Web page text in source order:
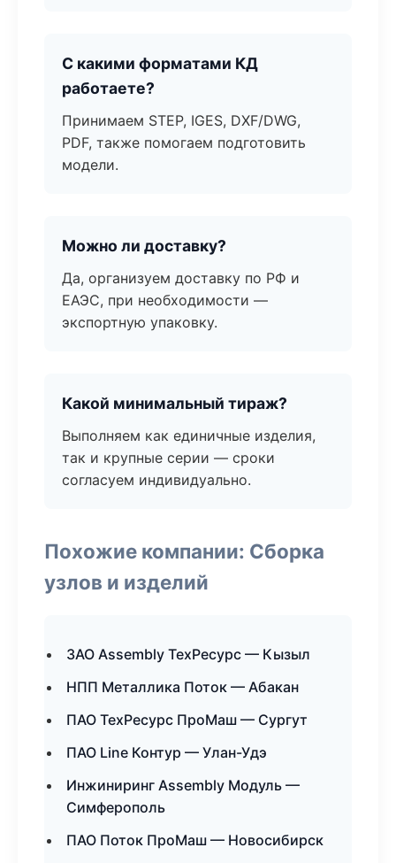
С какими форматами КД
работаете?
Принимаем STEP, IGES, DXF/DWG,
PDF, также помогаем подготовить
модели.
Можно ли доставку?
Да, организуем доставку по РФ и
ЕАЭС, при необходимости —
экспортную упаковку.
Какой минимальный тираж?
Выполняем как единичные изделия,
так и крупные серии — сроки
согласуем индивидуально.
Похожие компании: Сборка
узлов и изделий
ЗАО Assembly ТехРесурс — Кызыл
НПП Металлика Поток — Абакан
ПАО ТехРесурс ПроМаш — Сургут
ПАО Line Контур — Улан-Удэ
Инжиниринг Assembly Модуль —
Симферополь
ПАО Поток ПроМаш — Новосибирск